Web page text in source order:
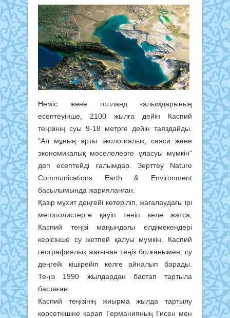
Неміс және голланд ғалымдарының
есептеуінше, 2100 жылға дейін Каспий
теңізінің суы 9-18 метрге дейін таяздайды.
"Ал мұның арты экологиялық, саяси және
экономикалық мәселелерге ұласуы мүмкін"
деп есептейді ғалымдар. Зерттеу Nature
Communications Earth & Environment
басылымында жарияланған.
Қазір мұхит деңгейі көтеріліп, жағалаудағы ірі
мегополистерге қауіп төніп келе жатса,
Каспий теңізі маңындағы елдімекендері
керісінше су жетпей қалуы мүмкін. Каспий
географиялық жағынан теңіз болғанымен, су
деңгейі кішірейіп көлге айналып барады.
Теңіз 1990 жылдардан бастап тартыла
бастаған.
Каспий теңізінің жиырма жылда тартылу
көрсеткішіне қарап Германияның Гисен мен